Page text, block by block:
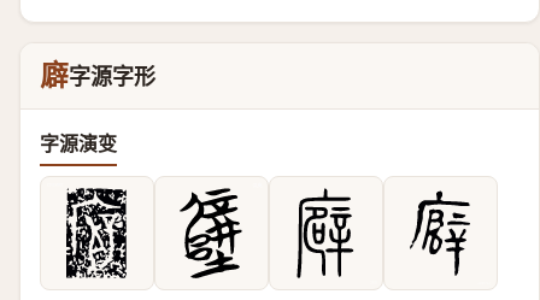
廦字源字形
字源演变